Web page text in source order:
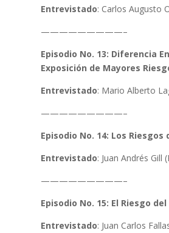
Entrevistado: Carlos Augusto
—————————–
Episodio No. 13: Diferencia
Exposición de Mayores
Entrevistado: Mario Alberto
—————————–
Episodio No. 14: Los
Entrevistado: Juan Andrés Gill
—————————–
Episodio No. 15: El Riesgo
Entrevistado: Juan Carlos